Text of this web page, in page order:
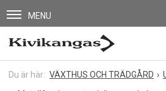
MENU
VÄXTHUS OCH TRÄDGÅRD